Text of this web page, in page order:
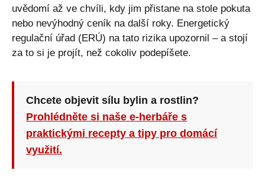
uvědomí až ve chvíli, kdy jim přistane na stole pokuta
nebo nevýhodný ceník na další roky. Energetický
regulační úřad (ERÚ) na tato rizika upozornil – a stojí
za to si je projít, než cokoliv podepíšete.
Chcete objevit sílu bylin a rostlin?
Prohlédněte si naše e-herbáře s
praktickými recepty a tipy pro domácí
využití.